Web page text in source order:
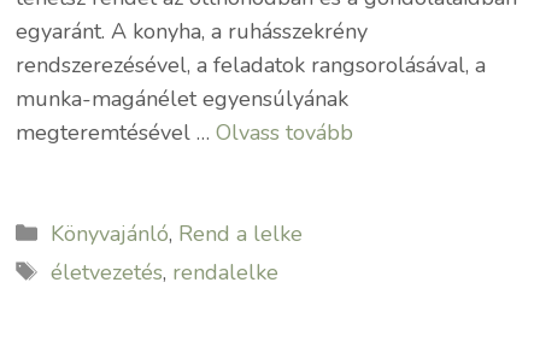
egyaránt. A konyha, a ruhásszekrény
rendszerezésével, a feladatok rangsorolásával, a
munka-magánélet egyensúlyának
megteremtésével …Olvass tovább
Kategória
Könyvajánló, Rend a lelke
Címkék
életvezetés, rendalelke